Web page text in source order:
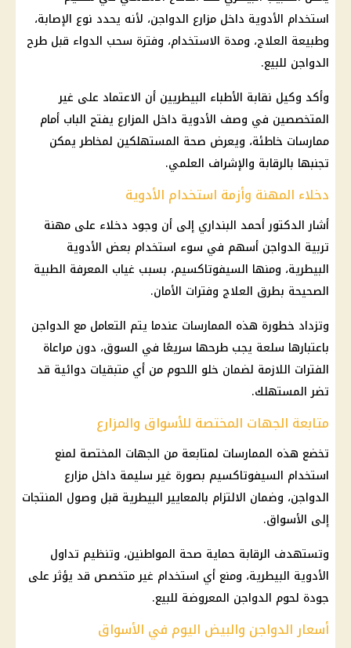
استخدام الأدوية داخل مزارع الدواجن، لأنه يحدد نوع الإصابة،
وطبيعة العلاج، ومدة الاستخدام، وفترة سحب الدواء قبل طرح
الدواجن للبيع.
وأكد وكيل نقابة الأطباء البيطريين أن الاعتماد على غير
المتخصصين في وصف الأدوية داخل المزارع يفتح الباب أمام
ممارسات خاطئة، ويعرض صحة المستهلكين لمخاطر يمكن
تجنبها بالرقابة والإشراف العلمي.
دخلاء المهنة وأزمة استخدام الأدوية
أشار الدكتور أحمد البنداري إلى أن وجود دخلاء على مهنة
تربية الدواجن أسهم في سوء استخدام بعض الأدوية
البيطرية، ومنها السيفوتاكسيم، بسبب غياب المعرفة الطبية
الصحيحة بطرق العلاج وفترات الأمان.
وتزداد خطورة هذه الممارسات عندما يتم التعامل مع الدواجن
باعتبارها سلعة يجب طرحها سريعًا في السوق، دون مراعاة
الفترات اللازمة لضمان خلو اللحوم من أي متبقيات دوائية قد
تضر المستهلك.
متابعة الجهات المختصة للأسواق والمزارع
تخضع هذه الممارسات لمتابعة من الجهات المختصة لمنع
استخدام السيفوتاكسيم بصورة غير سليمة داخل مزارع
الدواجن، وضمان الالتزام بالمعايير البيطرية قبل وصول المنتجات
إلى الأسواق.
وتستهدف الرقابة حماية صحة المواطنين، وتنظيم تداول
الأدوية البيطرية، ومنع أي استخدام غير متخصص قد يؤثر على
جودة لحوم الدواجن المعروضة للبيع.
أسعار الدواجن والبيض اليوم في الأسواق